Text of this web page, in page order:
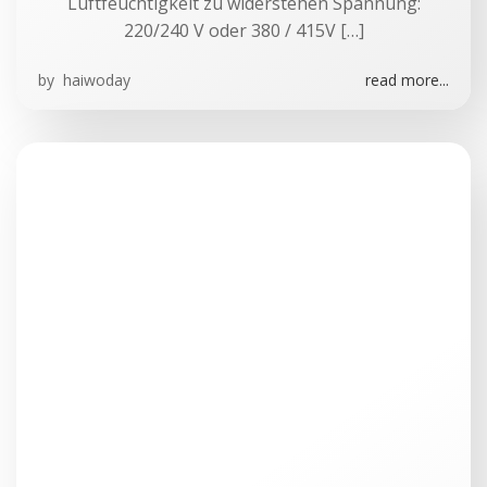
220/240 V oder 380 / 415V […]
by haiwoday read more...